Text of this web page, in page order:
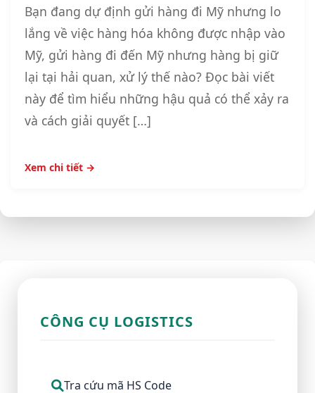
Bạn đang dự định gửi hàng đi Mỹ nhưng lo
lắng về việc hàng hóa không được nhập vào
Mỹ, gửi hàng đi đến Mỹ nhưng hàng bị giữ
lại tại hải quan, xử lý thế nào? Đọc bài viết
này để tìm hiểu những hậu quả có thể xảy ra
và cách giải quyết […]
Xem chi tiết →
CÔNG CỤ LOGISTICS
Tra cứu mã HS Code